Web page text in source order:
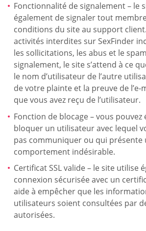
Fonctionnalité de signalement – le
également de signaler tout
conditions du site au support
activités interdites sur SexFinder
les sollicitations, les abus et le
signalement, le site s’attend à ce
le nom d’utilisateur de l’autre
de votre plainte et la preuve de l’e-
que vous avez reçu de l’utilisateur.
Fonction de blocage – vous pouvez
bloquer un utilisateur avec lequel
pas communiquer ou qui présente
comportement indésirable.
Certificat SSL valide – le site utilise
connexion sécurisée avec un
aide à empêcher que les
utilisateurs soient consultées par
autorisées.